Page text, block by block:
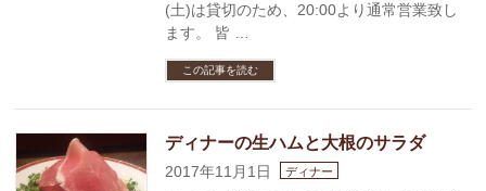
(土)は貸切のため、20:00より通常営業致し
ます。 皆 …
この記事を読む
ディナーの生ハムと大根のサラダ
2017年11月1日 ディナー